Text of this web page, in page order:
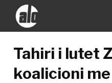
Tahiri i lutet
koalicioni